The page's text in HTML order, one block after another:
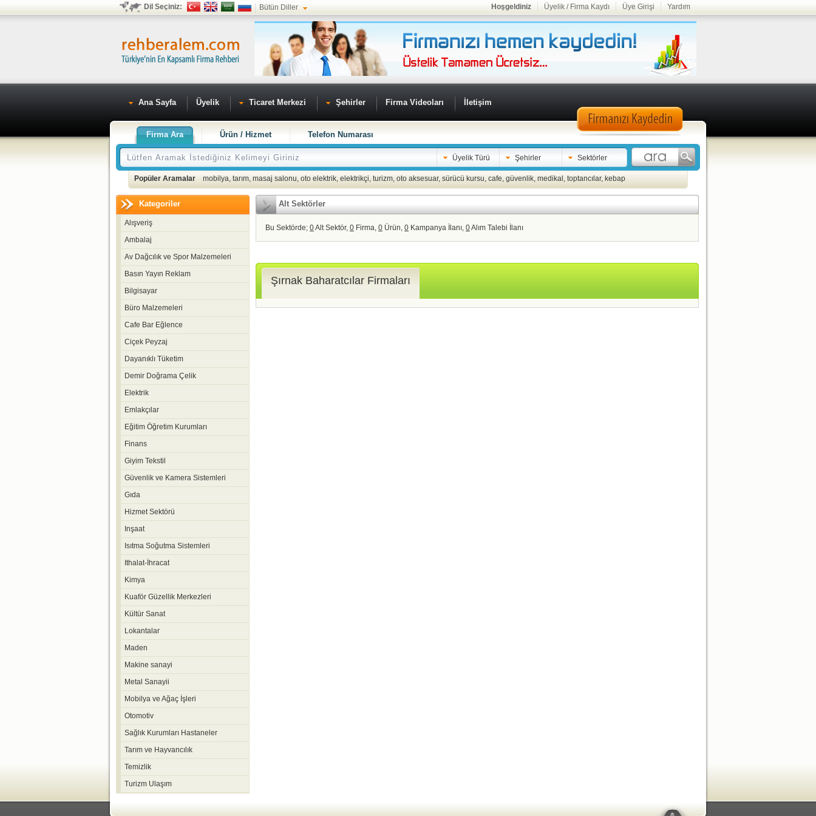
Dil Seçiniz: Bütün Diller Hoşgeldiniz Üyelik / Firma Kaydı Üye Girişi Yardım
Ana Sayfa Üyelik Ticaret Merkezi Şehirler Firma Videoları İletişim
Firma Ara Ürün / Hizmet Telefon Numarası
Üyelik Türü Şehirler Sektörler
Popüler Aramalar mobilya, tarım, masaj salonu, oto elektrik, elektrikçi, turizm, oto aksesuar, sürücü kursu, cafe, güvenlik, medikal , toptancılar, kebap
Kategoriler
Alışveriş
Ambalaj
Av Dağcılık ve Spor Malzemeleri
Basın Yayın Reklam
Bilgisayar
Büro Malzemeleri
Cafe Bar Eğlence
Ciçek Peyzaj
Dayanıklı Tüketim
Demir Doğrama Çelik
Elektrik
Emlakçılar
Eğitim Öğretim Kurumları
Finans
Giyim Tekstil
Güvenlik ve Kamera Sistemleri
Gıda
Hizmet Sektörü
Inşaat
Isıtma Soğutma Sistemleri
Ithalat-İhracat
Kimya
Kuaför Güzellik Merkezleri
Kültür Sanat
Lokantalar
Maden
Makine sanayi
Metal Sanayii
Mobilya ve Ağaç İşleri
Otomotiv
Sağlık Kurumları Hastaneler
Tarım ve Hayvancılık
Temizlik
Turizm Ulaşım
Alt Sektörler
Bu Sektörde; 0Alt Sektör, 0 Firma, 0 Ürün, 0 Kampanya İlanı, 0Alım Talebi İlanı
Şırnak Baharatcılar Firmaları